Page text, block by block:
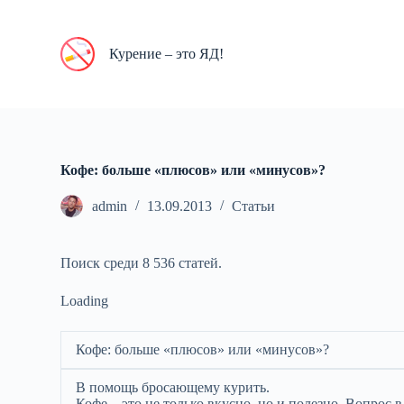
Курение – это ЯД!
Кофе: больше «плюсов» или «минусов»?
admin 13.09.2013 Статьи
Поиск среди 8 536 статей.
Loading
Кофе: больше «плюсов» или «минусов»?
В помощь бросающему курить.